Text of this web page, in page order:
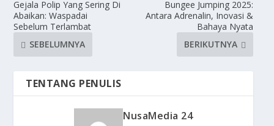
Gejala Polip Yang Sering Di
Abaikan: Waspadai
Sebelum Terlambat
SEBELUMNYA
Bungee Jumping 2025:
Antara Adrenalin, Inovasi &
Bahaya Nyata
BERIKUTNYA
TENTANG PENULIS
NusaMedia 24